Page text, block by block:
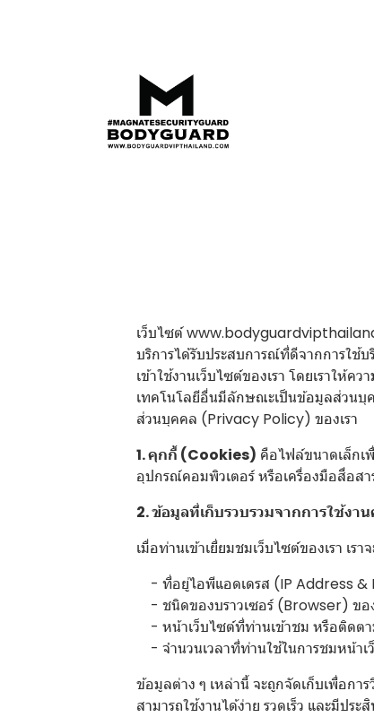
เว็บไซต์
บริการได้รับประสบการณ์ที่ดีจากการใช้
เข้าใช้งานเว็บไซต์ของเรา โดยเราให้
เทคโนโลยีอื่นมีลักษณะเป็นข้อมูลส่วนบุ
ส่วนบุคคล (Privacy Policy) ของเรา
1. คุกกี้ (Cookies) คือไฟล์ขนาดเล็กเ
อุปกรณ์คอมพิวเตอร์ หรือเครื่องมือสื่อส
2. ข้อมูลที่เก็บรวบรวมจากการใช้งา
เมื่อท่านเข้าเยี่ยมชมเว็บไซต์ของเรา เ
- ที่อยู่ไอพีแอดเดรส (IP Address &
- ชนิดของบราวเซอร์ (Browser) ขอ
- หน้าเว็บไซต์ที่ท่านเข้าชม หรือติดตา
- จำนวนเวลาที่ท่านใช้ในการชมหน้า
ข้อมูลต่าง ๆ เหล่านี้ จะถูกจัดเก็บเพื่อกา
สามารถใช้งานได้ง่าย รวดเร็ว และมีป